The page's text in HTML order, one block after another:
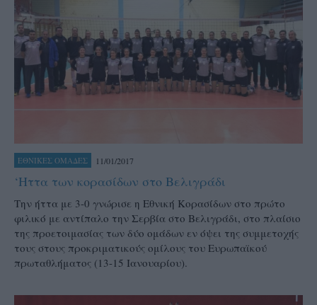
ΕΘΝΙΚΕΣ ΟΜΑΔΕΣ 11/01/2017
‘Ηττα των κορασίδων στο Βελιγράδι
Την ήττα με 3-0 γνώρισε η Εθνική Κορασίδων στο πρώτο
φιλικό με αντίπαλο την Σερβία στο Βελιγράδι, στο πλαίσιο
της προετοιμασίας των δύο ομάδων εν όψει της συμμετοχής
τους στους προκριματικούς ομίλους του Ευρωπαϊκού
πρωταθλήματος (13-15 Ιανουαρίου).